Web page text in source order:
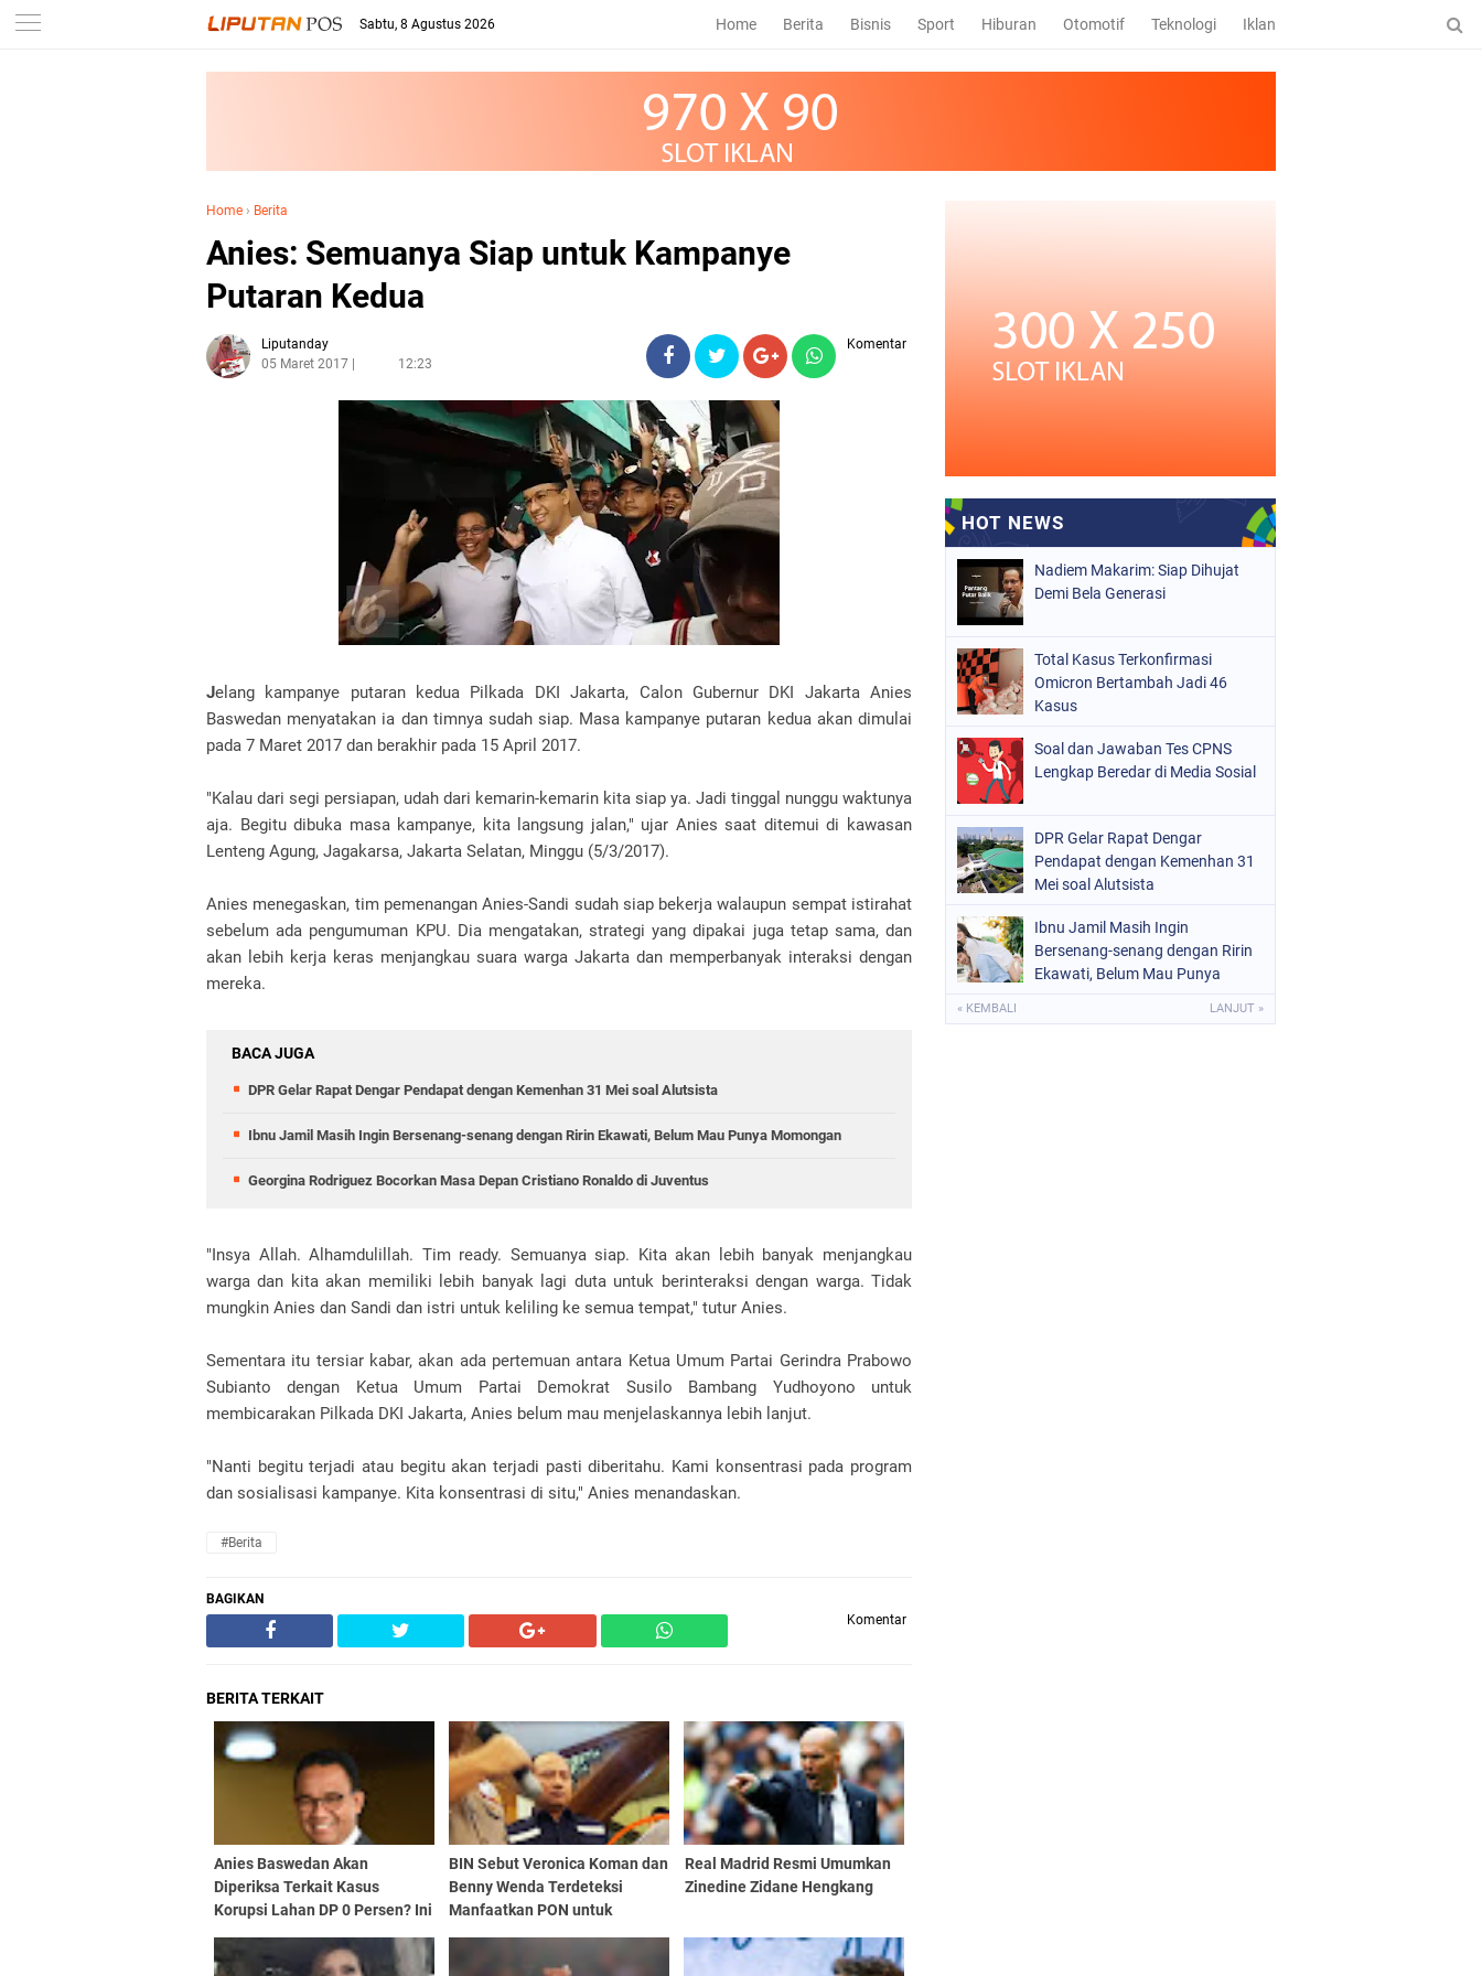
Sabtu, 8 Agustus 2026 Home Berita Bisnis Sport Hiburan Otomotif Teknologi Iklan
Home › Berita
Anies: Semuanya Siap untuk Kampanye
Putaran Kedua
Liputanday
05 Maret 2017
12:23
Komentar
Jelang kampanye putaran kedua Pilkada DKI Jakarta, Calon Gubernur DKI Jakarta Anies
Baswedan menyatakan ia dan timnya sudah siap. Masa kampanye putaran kedua akan dimulai
pada 7 Maret 2017 dan berakhir pada 15 April 2017.
"Kalau dari segi persiapan, udah dari kemarin-kemarin kita siap ya. Jadi tinggal nunggu waktunya
aja. Begitu dibuka masa kampanye, kita langsung jalan," ujar Anies saat ditemui di kawasan
Lenteng Agung, Jagakarsa, Jakarta Selatan, Minggu (5/3/2017).
Anies menegaskan, tim pemenangan Anies-Sandi sudah siap bekerja walaupun sempat istirahat
sebelum ada pengumuman KPU. Dia mengatakan, strategi yang dipakai juga tetap sama, dan
akan lebih kerja keras menjangkau suara warga Jakarta dan memperbanyak interaksi dengan
mereka.
BACA JUGA
DPR Gelar Rapat Dengar Pendapat dengan Kemenhan 31 Mei soal Alutsista
Ibnu Jamil Masih Ingin Bersenang-senang dengan Ririn Ekawati, Belum Mau Punya Momongan
Georgina Rodriguez Bocorkan Masa Depan Cristiano Ronaldo di Juventus
"Insya Allah. Alhamdulillah. Tim ready. Semuanya siap. Kita akan lebih banyak menjangkau
warga dan kita akan memiliki lebih banyak lagi duta untuk berinteraksi dengan warga. Tidak
mungkin Anies dan Sandi dan istri untuk keliling ke semua tempat," tutur Anies.
Sementara itu tersiar kabar, akan ada pertemuan antara Ketua Umum Partai Gerindra Prabowo
Subianto dengan Ketua Umum Partai Demokrat Susilo Bambang Yudhoyono untuk
membicarakan Pilkada DKI Jakarta, Anies belum mau menjelaskannya lebih lanjut.
"Nanti begitu terjadi atau begitu akan terjadi pasti diberitahu. Kami konsentrasi pada program
dan sosialisasi kampanye. Kita konsentrasi di situ," Anies menandaskan.
#Berita
BAGIKAN
Komentar
BERITA TERKAIT
Anies Baswedan Akan
Diperiksa Terkait Kasus
Korupsi Lahan DP 0 Persen? Ini
BIN Sebut Veronica Koman dan
Benny Wenda Terdeteksi
Manfaatkan PON untuk
Real Madrid Resmi Umumkan
Zinedine Zidane Hengkang
Nadiem Makarim: Siap Dihujat
Demi Bela Generasi
Total Kasus Terkonfirmasi
Omicron Bertambah Jadi 46
Kasus
Soal dan Jawaban Tes CPNS
Lengkap Beredar di Media Sosial
DPR Gelar Rapat Dengar
Pendapat dengan Kemenhan 31
Mei soal Alutsista
Ibnu Jamil Masih Ingin
Bersenang-senang dengan Ririn
Ekawati, Belum Mau Punya
« KEMBALI LANJUT »